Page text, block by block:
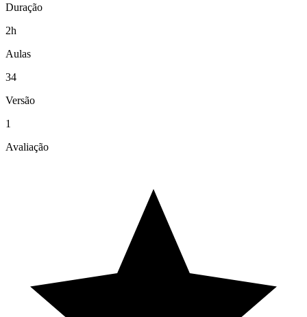
Duração
2h
Aulas
34
Versão
1
Avaliação